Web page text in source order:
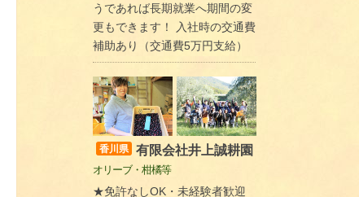
うであれば長期就業へ期間の変
更もできます！ 入社時の交通費
補助あり（交通費5万円支給）
香川県 有限会社井上誠耕園
オリーブ・柑橘等
★免許なしOK・未経験者歓迎